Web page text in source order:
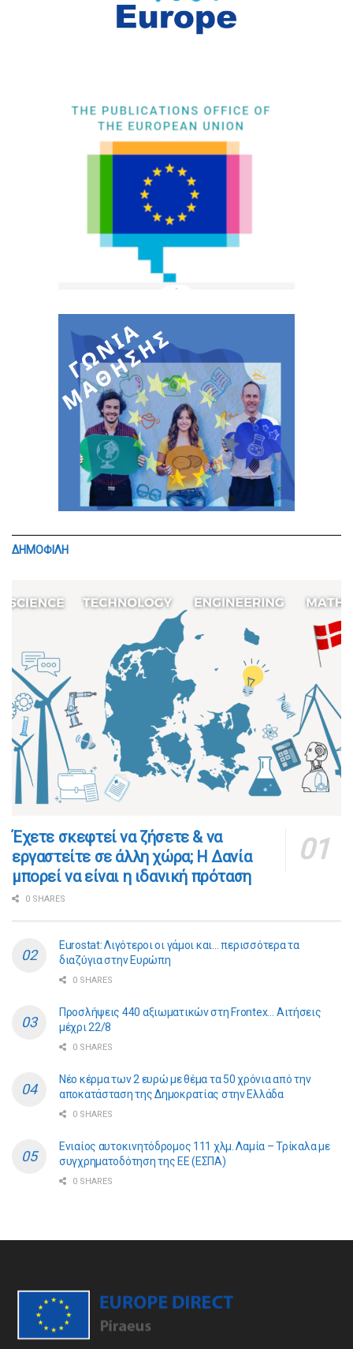
ΔΗΜΟΦΙΛΗ
​​Έχετε σκεφτεί να ζήσετε & να
εργαστείτε σε άλλη χώρα; Η Δανία
μπορεί να είναι η ιδανική πρόταση
0 SHARES
Eurostat: Λιγότεροι οι γάμοι και… περισσότερα τα
διαζύγια στην Ευρώπη
0 SHARES
Προσλήψεις 440 αξιωματικών στη Frontex… Αιτήσεις
μέχρι 22/8
0 SHARES
Νέο κέρμα των 2 ευρώ με θέμα τα 50 χρόνια από την
αποκατάσταση της Δημοκρατίας στην Ελλάδα
0 SHARES
Ενιαίος αυτοκινητόδρομος 111 χλμ. Λαμία – Τρίκαλα με
συγχρηματοδότηση της ΕE (ΕΣΠΑ)
0 SHARES